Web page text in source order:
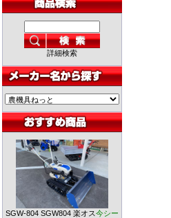
詳細検索
SGW-804 SGW804 楽オス今シー